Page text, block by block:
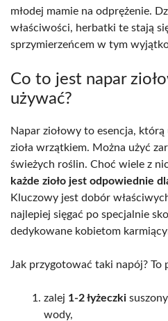
młodej mamie na odprężenie.
właściwości, herbatki te stają
sprzymierzeńcem w tym
Co to jest napar
używać?
Napar ziołowy to esencja, którą
zioła wrzątkiem. Można użyć
świeżych roślin. Choć wiele z
każde zioło jest odpowiednie
Kluczowy jest dobór
najlepiej sięgać po specjalnie
dedykowane kobietom
Jak przygotować taki napój? To
zalej 1-2 łyżeczki
wody,